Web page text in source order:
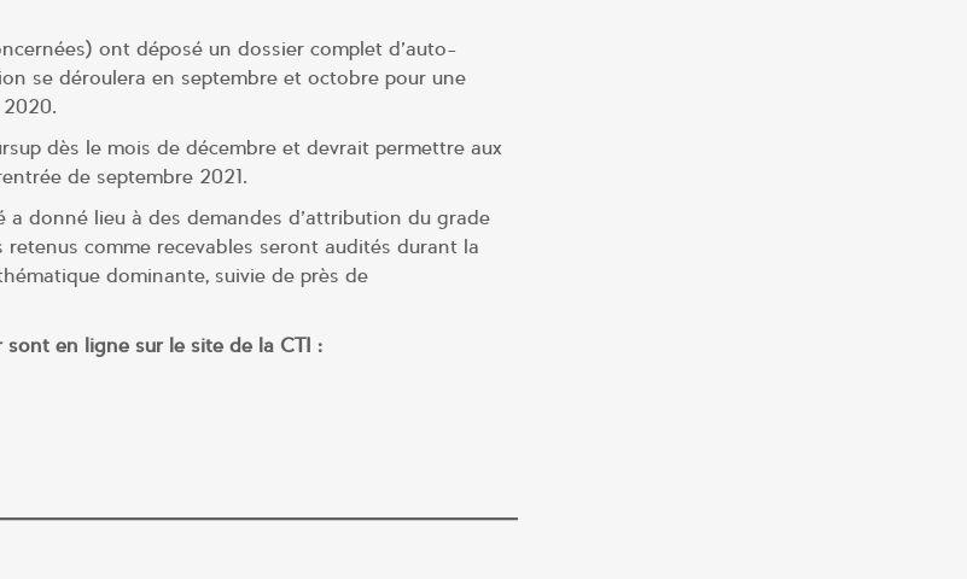
ont déposé un dossier complet d’auto-
se déroulera en septembre et octobre pour une
dès le mois de décembre et devrait permettre aux
de septembre 2021.
donné lieu à des demandes d’attribution du grade
comme recevables seront audités durant la
dominante, suivie de près de
sont en ligne sur le site de la CTI :